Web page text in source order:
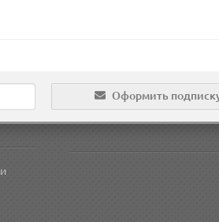
Оформить